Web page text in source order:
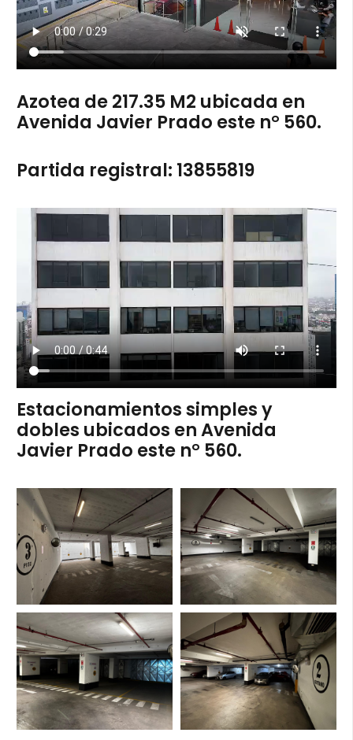
Azotea de 217.35 M2 ubicada en
Avenida Javier Prado este n° 560.
Partida registral: 13855819
Estacionamientos simples y
dobles ubicados en Avenida
Javier Prado este n° 560.